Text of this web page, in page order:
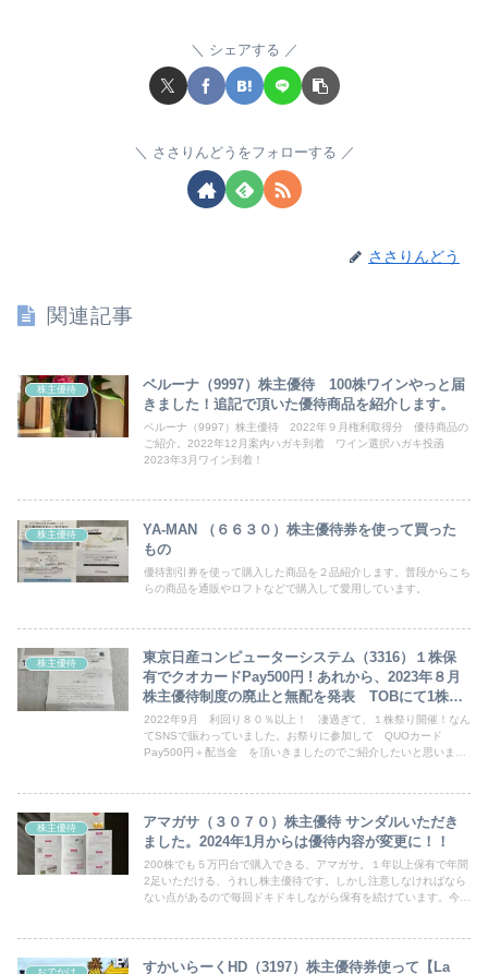
シェアする
ささりんどうをフォローする
ささりんどう
関連記事
株主優待
ベルーナ（9997）株主優待 100株ワインやっと届
きました！追記で頂いた優待商品を紹介します。
ベルーナ（9997）株主優待 2022年９月権利取得分 優待商品の
ご紹介。2022年12月案内ハガキ到着 ワイン選択ハガキ投函
2023年3月ワイン到着！
株主優待
YA-MAN （６６３０）株主優待券を使って買った
もの
優待割引券を使って購入した商品を２品紹介します。普段からこち
らの商品を通販やロフトなどで購入して愛用しています。
株主優待
東京日産コンピューターシステム（3316）１株保
有でクオカードPay500円 ! あれから、2023年８月
株主優待制度の廃止と無配を発表 TOBにて1株
1,748円で買い取り？！
2022年9月 利回り８０％以上！ 凄過ぎて、１株祭り開催！なん
てSNSで賑わっていました。お祭りに参加して QUOカード
Pay500円＋配当金 を頂いきましたのでご紹介したいと思いま
株主優待
アマガサ（３０７０）株主優待 サンダルいただき
ました。2024年1月からは優待内容が変更に！！
200株でも５万円台で購入できる、アマガサ。１年以上保有で年間
2足いただける、うれし株主優待です。しかし注意しなければなら
ない点があるので毎回ドキドキしながら保有を続けています。今回
すかいらーくHD（3197）株主優待券使って【La